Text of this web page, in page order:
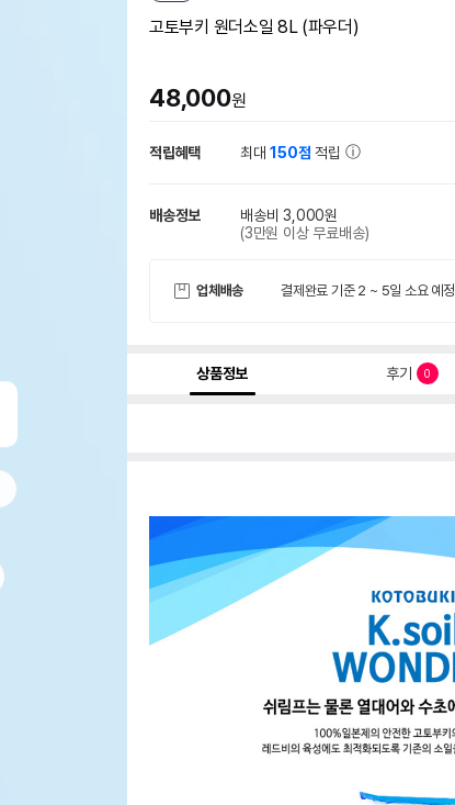
고토부키 원더소일 8L (파우더)
48,000원
적립혜택 최대150점 적립
배송정보
배송비 3,000원
(3만원 이상 무료배송)
업체배송 결제완료 기준 2 ~ 5일 소요 예정
상품정보 후기 0